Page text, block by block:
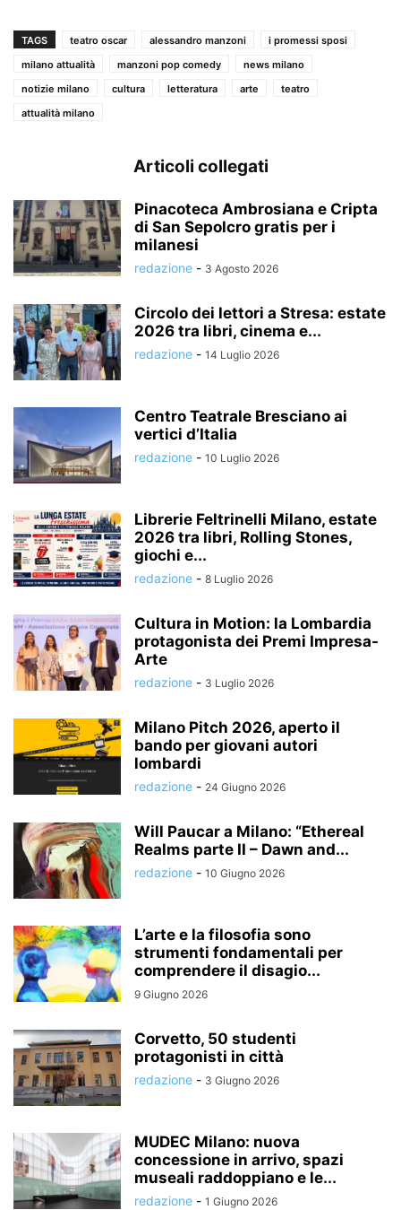
TAGS teatro oscar alessandro manzoni
i promessi sposi
milano attualità
manzoni pop comedy
news milano
notizie milano
cultura letteratura arte
teatro
attualità milano
Articoli collegati
Pinacoteca Ambrosiana e Cripta
di San Sepolcro gratis per i
milanesi
redazione - 3 Agosto 2026
Circolo dei lettori a Stresa: estate
2026 tra libri, cinema e...
redazione - 14 Luglio 2026
Centro Teatrale Bresciano ai
vertici d’Italia
redazione - 10 Luglio 2026
Librerie Feltrinelli Milano, estate
2026 tra libri, Rolling Stones,
giochi e...
redazione - 8 Luglio 2026
Cultura in Motion: la Lombardia
protagonista dei Premi Impresa-
Arte
redazione - 3 Luglio 2026
Milano Pitch 2026, aperto il
bando per giovani autori
lombardi
redazione - 24 Giugno 2026
Will Paucar a Milano: “Ethereal
Realms parte II – Dawn and...
redazione - 10 Giugno 2026
L’arte e la filosofia sono
strumenti fondamentali per
comprendere il disagio...
9 Giugno 2026
Corvetto, 50 studenti
protagonisti in città
redazione - 3 Giugno 2026
MUDEC Milano: nuova
concessione in arrivo, spazi
museali raddoppiano e le...
redazione - 1 Giugno 2026